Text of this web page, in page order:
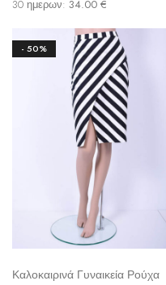
30 ημερων: 34.00 €
- 50%
Καλοκαιρινά Γυναικεία Ρούχα